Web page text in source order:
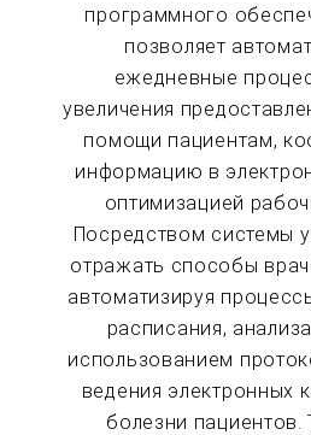
программного
позволяет
ежедневные
увеличения
помощи пациентам,
информацию в
оптимизацией
Посредством системы
отражать способы
автоматизируя
расписания,
использованием
ведения электронных
болезни пациентов.